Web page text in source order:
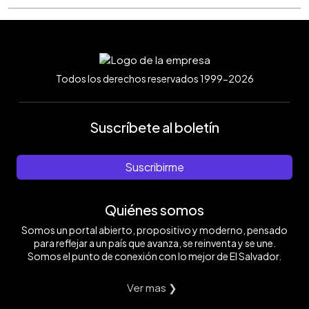
Todos los derechos reservados 1999-2026
Suscríbete al boletín
Suscribirme
Quiénes somos
Somos un portal abierto, propositivo y moderno, pensado
para reflejar a un país que avanza, se reinventa y se une.
Somos el punto de conexión con lo mejor de El Salvador.
Ver mas ❯